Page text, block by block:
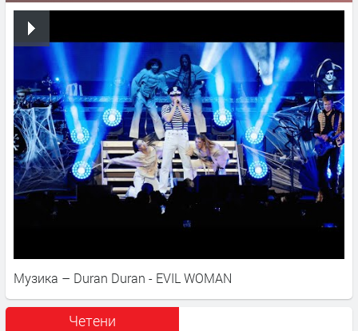
Музика – Duran Duran - EVIL WOMAN
Четени